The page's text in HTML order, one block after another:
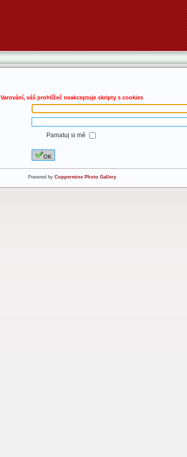
Varování, váš prohlížeč neakceptuje skripty s cookies
Pamatuj si mě
OK
Powered by Coppermine Photo Gallery